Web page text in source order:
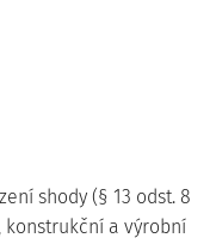
shody (§ 13 odst. 8
a výrobní